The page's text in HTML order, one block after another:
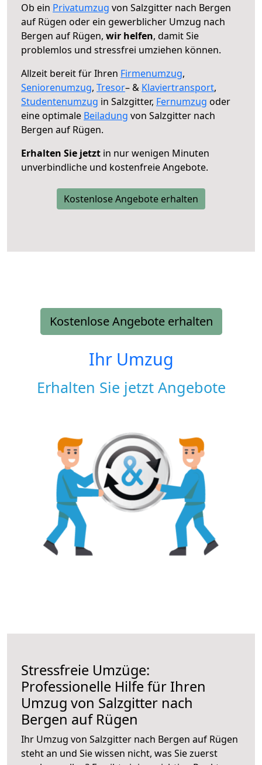
Ob ein Privatumzug von Salzgitter nach Bergen
auf Rügen oder ein gewerblicher Umzug nach
Bergen auf Rügen, wir helfen, damit Sie
problemlos und stressfrei umziehen können.
Allzeit bereit für Ihren Firmenumzug,
Seniorenumzug, Tresor– & Klaviertransport,
Studentenumzug in Salzgitter, Fernumzug oder
eine optimale Beiladung von Salzgitter nach
Bergen auf Rügen.
Erhalten Sie jetzt in nur wenigen Minuten
unverbindliche und kostenfreie Angebote.
Kostenlose Angebote erhalten
Kostenlose Angebote erhalten
Ihr Umzug
Erhalten Sie jetzt Angebote
Stressfreie Umzüge:
Professionelle Hilfe für Ihren
Umzug von Salzgitter nach
Bergen auf Rügen
Ihr Umzug von Salzgitter nach Bergen auf Rügen
steht an und Sie wissen nicht, was Sie zuerst